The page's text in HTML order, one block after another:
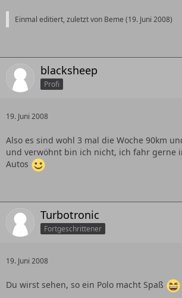
Einmal editiert, zuletzt von Beme (19. Juni 2008)
blacksheep
Profi
19. Juni 2008
Also es sind wohl 3 mal die Woche 90km
und verwöhnt bin ich nicht, ich fahr gerne
Autos
Turbotronic
Fortgeschrittener
19. Juni 2008
Du wirst sehen, so ein Polo macht Spaß